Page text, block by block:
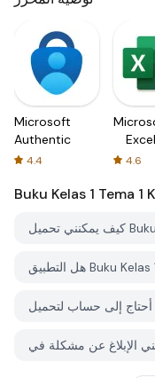
Microsoft
Authenticator
4.4 4.6
Buku Kelas 1 Tema 1